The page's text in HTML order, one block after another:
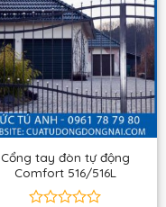
Cổng tay đòn tự động
Comfort 516/516L